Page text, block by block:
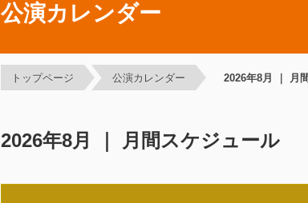
公演カレンダー
トップページ 公演カレンダー 2026年8月 ｜ 月
2026年8月 ｜ 月間スケジュール